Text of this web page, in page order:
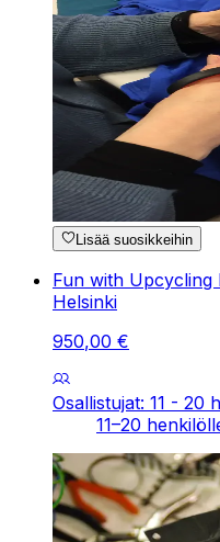
Lisää suosikkeihin
Fun with Upcycling
Helsinki
950,00 €
Osallistujat: 11 - 20
11–20